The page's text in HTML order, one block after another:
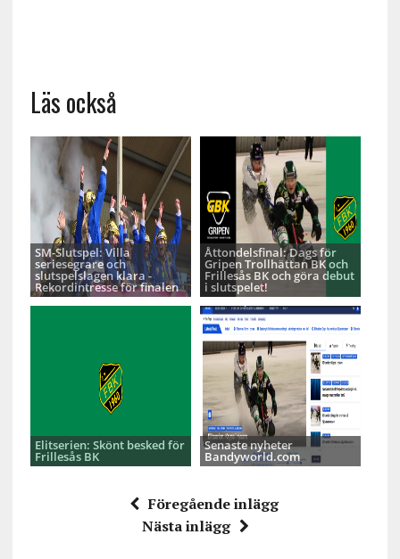
Läs också
SM-Slutspel: Villa
seriesegrare och
slutspelslagen klara -
Rekordintresse för finalen
Åttondelsfinal: Dags för
Gripen Trollhättan BK och
Frillesås BK och göra debut
i slutspelet!
Elitserien: Skönt besked för
Frillesås BK
Senaste nyheter
Bandyworld.com
Föregående inlägg
Nästa inlägg